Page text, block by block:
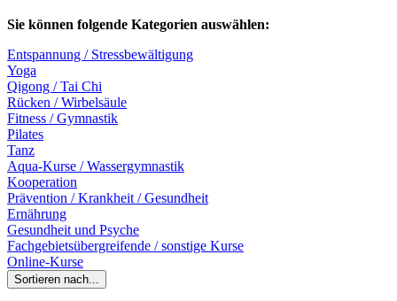
Sie können folgende Kategorien auswählen:
Entspannung / Stressbewältigung
Yoga
Qigong / Tai Chi
Rücken / Wirbelsäule
Fitness / Gymnastik
Pilates
Tanz
Aqua-Kurse / Wassergymnastik
Kooperation
Prävention / Krankheit / Gesundheit
Ernährung
Gesundheit und Psyche
Fachgebietsübergreifende / sonstige Kurse
Online-Kurse
Sortieren nach...